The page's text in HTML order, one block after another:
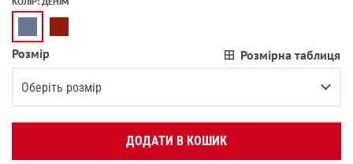
Розмір Розмірна таблиця
Оберіть розмір
XS
ДОДАТИ В КОШИК
Вкажіть ваш номер телефону:
OK